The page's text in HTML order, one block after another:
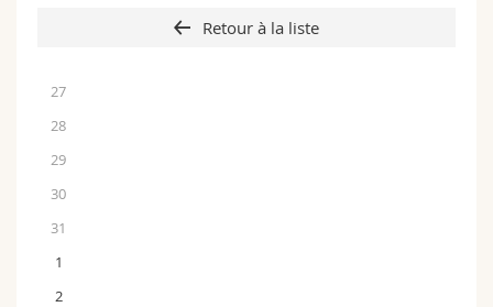
Retour à la liste
27
28
29
30
31
1
2